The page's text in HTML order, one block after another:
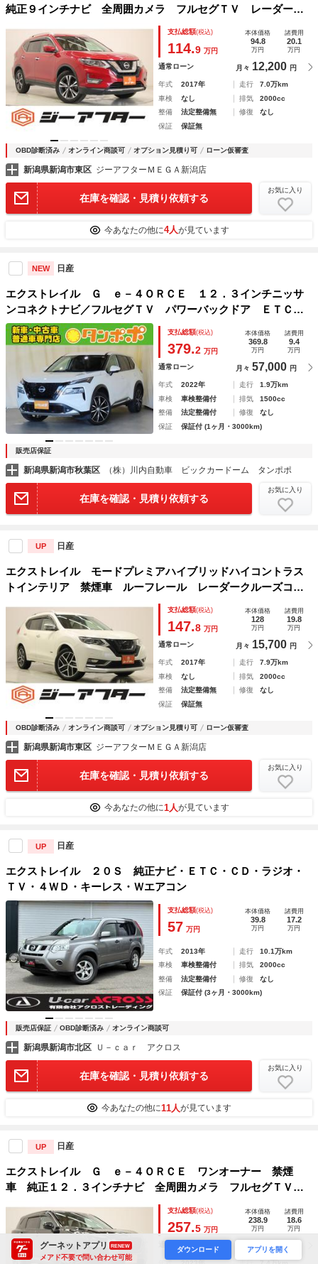
純正９インチナビ 全周囲カメラ フルセグＴＶ レーダーク
ルーズコントロール ルーフレール 電動リアゲート ダウン
ヒルアシストコントロール ＬＥＤヘッドライト ＥＴＣ
支払総額(税込)
114.9 万円
本体価格
94.8
万円
諸費用
20.1
万円
通常ローン 月々 12,200 円
年式 2017年 走行
7.0万km
車検
なし 排気
2000cc
整備
法定整備無 修復
なし
保証
保証無
OBD診断済み オンライン商談可 オプション見積り可 ローン仮審査
新潟県新潟市東区 ジーアフターＭＥＧＡ新潟店
在庫を確認・見積り依頼する
お気に入り
今あなたの他に4人が見ています
NEW 日産
エクストレイル Ｇ ｅ－４ＯＲＣＥ １２．３インチニッサ
ンコネクトナビ／フルセグＴＶ パワーバックドア ＥＴＣ
２．０ 全席シートヒーター プロパイロット アラウンドビ
ューモニター ２０インチアルミホイール
支払総額(税込)
379.2 万円
本体価格
369.8
万円
諸費用
9.4
万円
通常ローン 月々 57,000 円
年式 2022年 走行
1.9万km
車検
車検整備付 排気
1500cc
整備
法定整備付 修復
なし
保証
保証付 (1ヶ月・3000km)
販売店保証
新潟県新潟市秋葉区 （株）川内自動車 ビックカードーム タンポポ
在庫を確認・見積り依頼する
お気に入り
UP 日産
エクストレイル モードプレミアハイブリッドハイコントラス
トインテリア 禁煙車 ルーフレール レーダークルーズコン
トロール 電動リアゲート クリアランスソナー シートヒー
ター オートＬＥＤヘッドライト ダウンヒルアシストコント
ロール ダブルエアコン アイドリングストップ
支払総額(税込)
147.8 万円
本体価格
128
万円
諸費用
19.8
万円
通常ローン 月々 15,700 円
年式 2017年 走行
7.9万km
車検
なし 排気
2000cc
整備
法定整備無 修復
なし
保証
保証無
OBD診断済み オンライン商談可 オプション見積り可 ローン仮審査
新潟県新潟市東区 ジーアフターＭＥＧＡ新潟店
在庫を確認・見積り依頼する
お気に入り
今あなたの他に1人が見ています
UP 日産
エクストレイル ２０Ｓ 純正ナビ・ＥＴＣ・ＣＤ・ラジオ・
ＴＶ・４ＷＤ・キーレス・Ｗエアコン
支払総額(税込)
57 万円
本体価格
39.8
万円
諸費用
17.2
万円
年式 2013年 走行
10.1万km
車検
車検整備付 排気
2000cc
整備
法定整備付 修復
なし
保証
保証付 (3ヶ月・3000km)
販売店保証 OBD診断済み オンライン商談可
新潟県新潟市北区 Ｕ－ｃａｒ アクロス
在庫を確認・見積り依頼する
お気に入り
今あなたの他に11人が見ています
UP 日産
エクストレイル Ｇ ｅ－４ＯＲＣＥ ワンオーナー 禁煙
車 純正１２．３インチナビ 全周囲カメラ フルセグＴＶ
レーダークルーズコントロール 電動リアゲート シートヒー
ター パワーシート レーンアシスト Ｂｌｕｅｔｏｏｔｈ接
続 雹害車
支払総額(税込)
257.5 万円
本体価格
238.9
万円
諸費用
18.6
万円
通常ローン 月々28,000
グーネットアプリ RENEW
メアド不要で問い合わせ可能
ダウンロード アプリを開く